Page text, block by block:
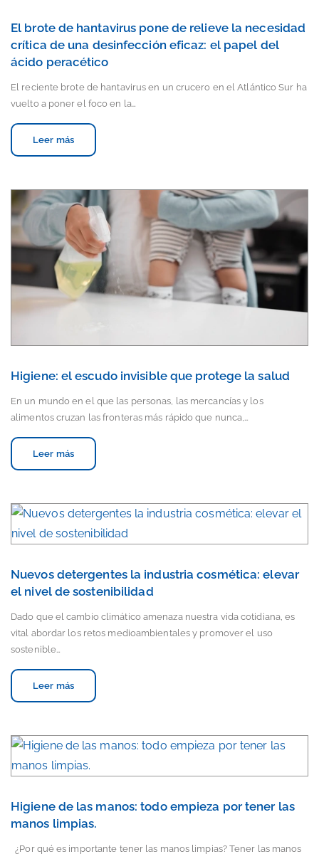
El brote de hantavirus pone de relieve la necesidad
crítica de una desinfección eficaz: el papel del
ácido peracético
El reciente brote de hantavirus en un crucero en el Atlántico Sur ha
vuelto a poner el foco en la…
Leer más
Higiene: el escudo invisible que protege la salud
En un mundo en el que las personas, las mercancías y los
alimentos cruzan las fronteras más rápido que nunca,…
Leer más
Nuevos detergentes la industria cosmética: elevar
el nivel de sostenibilidad
Dado que el cambio climático amenaza nuestra vida cotidiana, es
vital abordar los retos medioambientales y promover el uso
sostenible…
Leer más
Higiene de las manos: todo empieza por tener las
manos limpias.
¿Por qué es importante tener las manos limpias? Tener las manos